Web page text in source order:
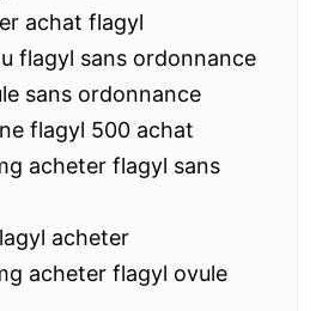
achat flagyl
flagyl sans ordonnance
sans ordonnance
flagyl 500 achat
acheter flagyl sans
acheter
acheter flagyl ovule